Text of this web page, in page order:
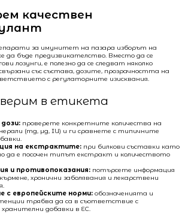
качествен
за имунитет на пазара изборът на
да бъде предизвикателство. Вместо да се
лозунги, е полезно да се следват няколко
със състава, дозите, прозрачността на
с регулаторните изисквания.
в етикета
проверете конкретните количества на
(mg, µg, IU) и ги сравнете с типичните
на екстрактите: при билкови съставки като
да е посочен типът екстракт и количеството
и противопоказания: потърсете информация
хронични заболявания и лекарствени
с европейските норми: обозначенията и
трябва да са в съответствие с
добавки в ЕС.